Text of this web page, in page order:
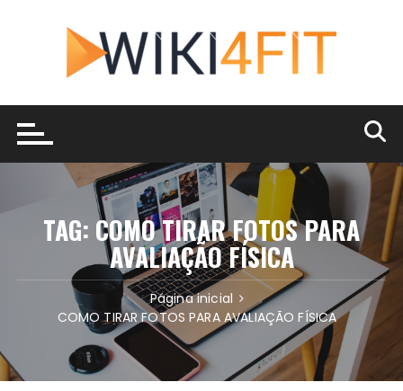
conteúdo
TAG: COMO TIRAR FOTOS PARA
AVALIAÇÃO FÍSICA
Página inicial
COMO TIRAR FOTOS PARA AVALIAÇÃO FÍSICA